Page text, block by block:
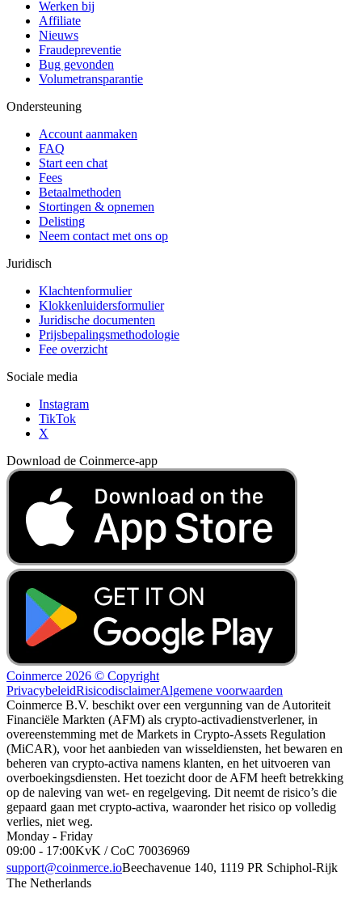
Werken bij
Affiliate
Nieuws
Fraudepreventie
Bug gevonden
Volumetransparantie
Ondersteuning
Account aanmaken
FAQ
Start een chat
Fees
Betaalmethoden
Stortingen & opnemen
Delisting
Neem contact met ons op
Juridisch
Klachtenformulier
Klokkenluidersformulier
Juridische documenten
Prijsbepalingsmethodologie
Fee overzicht
Sociale media
Instagram
TikTok
X
Download de Coinmerce-app
Coinmerce 2026 © Copyright
PrivacybeleidRisicodisclaimerAlgemene voorwaarden
Coinmerce B.V. beschikt over een vergunning van de Autoriteit
Financiële Markten (AFM) als crypto-activadienstverlener, in
overeenstemming met de Markets in Crypto-Assets Regulation
(MiCAR), voor het aanbieden van wisseldiensten, het bewaren en
beheren van crypto-activa namens klanten, en het uitvoeren van
overboekingsdiensten. Het toezicht door de AFM heeft betrekking
op de naleving van wet- en regelgeving. Dit neemt de risico’s die
gepaard gaan met crypto-activa, waaronder het risico op volledig
verlies, niet weg.
Monday - Friday
09:00 - 17:00KvK / CoC 70036969
support@coinmerce.ioBeechavenue 140, 1119 PR Schiphol-Rijk
The Netherlands